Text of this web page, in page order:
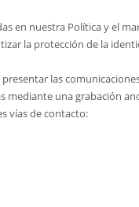
en nuestra Política y el
la protección de la
las
mediante una grabación
vías de contacto: